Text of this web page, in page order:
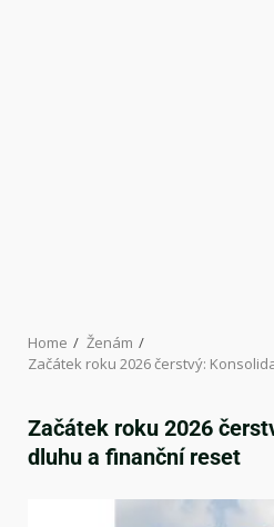
Home
Ženám
Začátek roku 2026 čerstvý:
Začátek roku 2026
dluhu a finanční reset